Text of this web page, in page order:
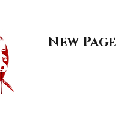
New Page